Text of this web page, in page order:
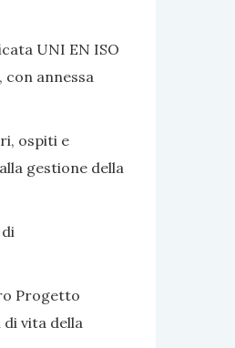
UNI EN ISO
annessa
ospiti e
gestione della
Progetto
vita della